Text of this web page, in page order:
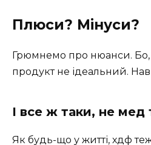
Плюси? Мінуси?
Грюмнемо про нюанси. Бо,
продукт не ідеальний.
І все ж таки, не мед
Як будь-що у житті, хдф